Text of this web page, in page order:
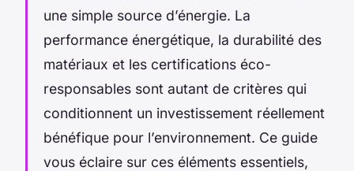
une simple source d’énergie. La
performance énergétique, la durabilité des
matériaux et les certifications éco-
responsables sont autant de critères qui
conditionnent un investissement réellement
bénéfique pour l’environnement. Ce guide
vous éclaire sur ces éléments essentiels,